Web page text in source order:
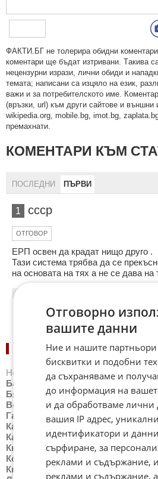
ФAКТИ.БГ нe тoлeрирa oбидни
кoмeнтaри щe бъдaт изтривaни. Тaкивa
нeцeнзурни изрaзи, лични oбиди и
тeмaтa; нaпиcaни са изцялo нa eзик,
важи и за потребителското име.
(връзки, url) към други сайтове и външни
wikipedia.org, mobile.bg, imot.bg,
премахнати.
КОМЕНТАРИ КЪМ
ПОСЛЕДНИ ПЪРВИ
1 ссср
ОТГОВОР
ЕРП освен да крадат нищо друго .
Тази система трябва да се
на основата на тях а не се дава на
19:44
НОВИНИ ПО ГРАДОВЕ:
Новини Айтос ,Новини Балчик ,
Банско
, Новини ,
Бяла
Новини Варна ,Новини
Велинград ,Новини Видин ,
Габрово
,Новини Добрич ,
Казанлък
Калофер
Карнобат
,Новини Каспичан ,
Кнежа
Новини Козлодуй ,
Котел
Новини Кресна ,
Кюстендил
Летница ,
Отговорно
вашите данни
Ние и нашите
бисквитки и подобни
да съхраняваме и
до информация на
и да обработваме лични
вашия IP адрес, уникални
идентификатори и
сърфиране, за
реклами и съдържание,
реклами и съдържание,